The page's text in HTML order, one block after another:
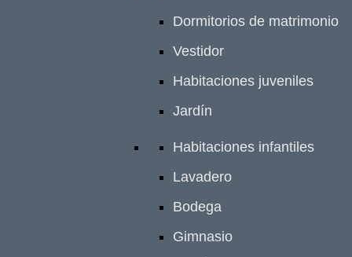
Dormitorios de matrimonio
Vestidor
Habitaciones juveniles
Jardín
Habitaciones infantiles
Lavadero
Bodega
Gimnasio